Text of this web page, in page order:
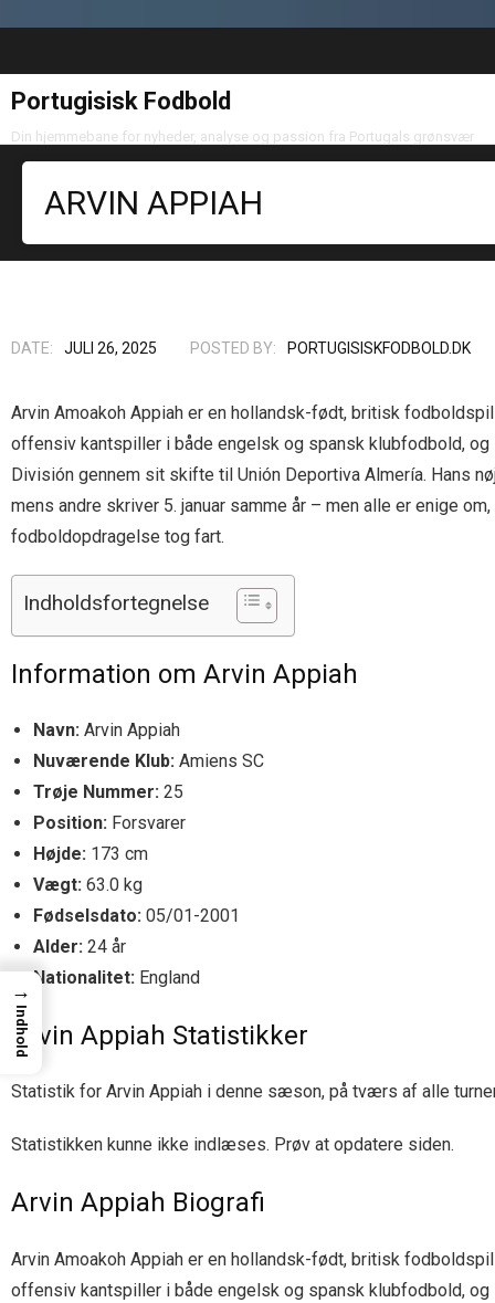
Portugisisk Fodbold
Din hjemmebane for nyheder, analyse og passion fra Portugals grønsvær
ARVIN APPIAH
DATE: JULI 26, 2025 POSTED BY: PORTUGISISKFODBOLD.DK
Arvin Amoakoh Appiah er en hollandsk-født, britisk
offensiv kantspiller i både engelsk og spansk klubfodbold,
División gennem sit skifte til Unión Deportiva Almería. Hans
mens andre skriver 5. januar samme år – men alle er enige
fodboldopdragelse tog fart.
Indholdsfortegnelse
Information om Arvin Appiah
Navn: Arvin Appiah
Nuværende Klub: Amiens SC
Trøje Nummer: 25
Position: Forsvarer
Højde: 173 cm
Vægt: 63.0 kg
Fødselsdato: 05/01-2001
Alder: 24 år
Nationalitet: England
Arvin Appiah Statistikker
Statistik for Arvin Appiah i denne sæson, på tværs af alle
Statistikken kunne ikke indlæses. Prøv at opdatere siden.
Arvin Appiah Biografi
Arvin Amoakoh Appiah er en hollandsk-født, britisk
offensiv kantspiller i både engelsk og spansk klubfodbold,
→
Indhold